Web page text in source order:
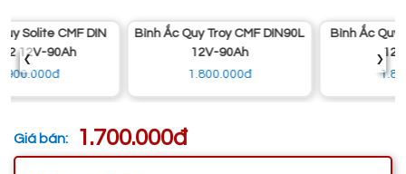
Bình Ắc Quy Troy CMF DIN90L
12V-90Ah
Bình Ắc Quy Delkor 120D31L
‹ ›
Giá bán: 1.700.000đ